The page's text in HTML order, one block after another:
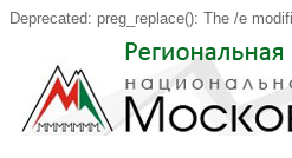
Deprecated: preg_replace(): The /e